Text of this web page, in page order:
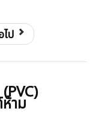
ป
าม